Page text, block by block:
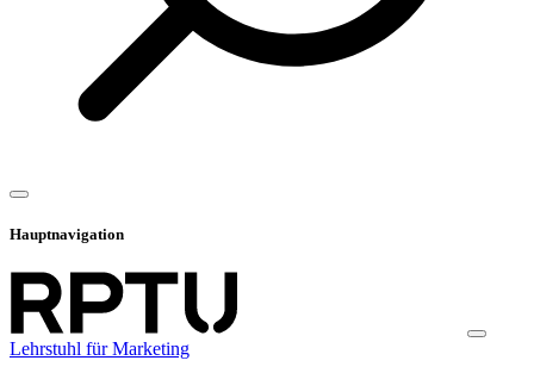
Hauptnavigation
Lehrstuhl für Marketing